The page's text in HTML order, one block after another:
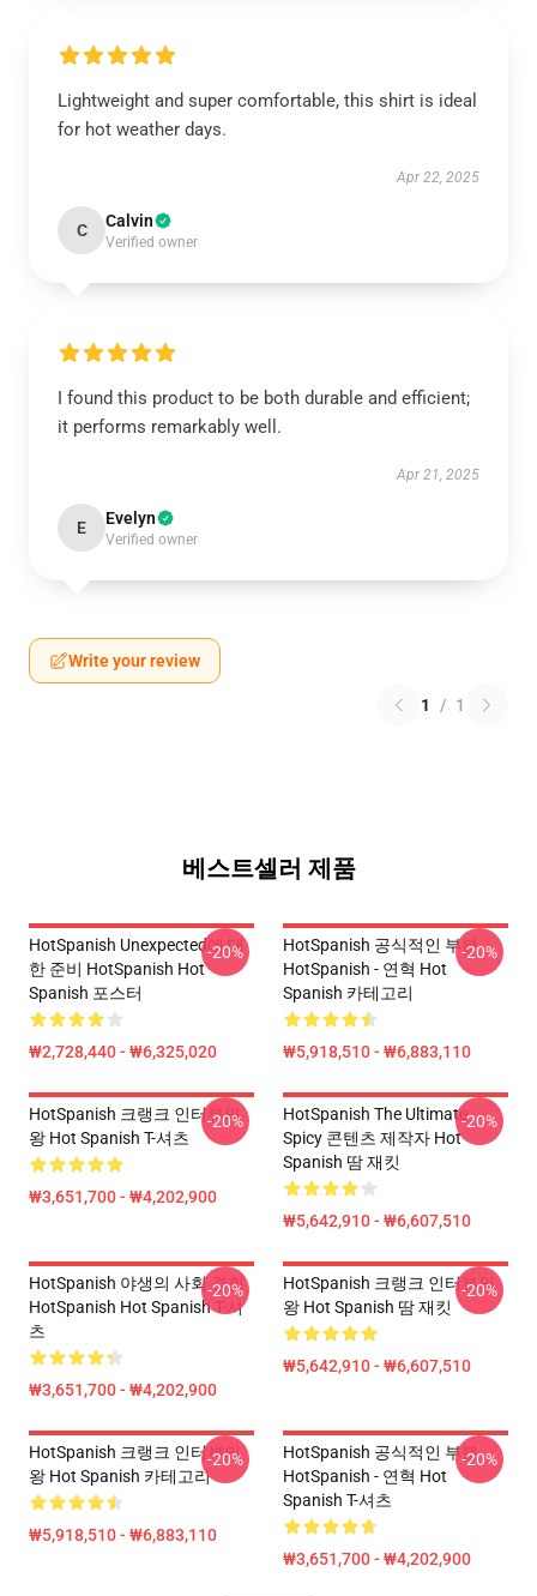
Lightweight and super comfortable, this shirt is ideal
for hot weather days.
Apr 22, 2025
C Calvin
Verified owner
I found this product to be both durable and efficient;
it performs remarkably well.
Apr 21, 2025
E Evelyn
Verified owner
Write your review
1 / 1
베스트셀러 제품
HotSpanish Unexpected에 대
한 준비 HotSpanish Hot
Spanish 포스터
₩2,728,440 - ₩6,325,020
-20%
HotSpanish 공식적인 부분
HotSpanish - 연혁 Hot
Spanish 카테고리
₩5,918,510 - ₩6,883,110
-20%
HotSpanish 크랭크 인터뷰의
왕 Hot Spanish T-셔츠
₩3,651,700 - ₩4,202,900
-20%
HotSpanish The Ultimate
Spicy 콘텐츠 제작자 Hot
Spanish 땀 재킷
₩5,642,910 - ₩6,607,510
-20%
HotSpanish 야생의 사회 경험
HotSpanish Hot Spanish T-셔
츠
₩3,651,700 - ₩4,202,900
-20%
HotSpanish 크랭크 인터뷰의
왕 Hot Spanish 땀 재킷
₩5,642,910 - ₩6,607,510
-20%
HotSpanish 크랭크 인터뷰의
왕 Hot Spanish 카테고리
₩5,918,510 - ₩6,883,110
-20%
HotSpanish 공식적인 부분
HotSpanish - 연혁 Hot
Spanish T-셔츠
₩3,651,700 - ₩4,202,900
-20%